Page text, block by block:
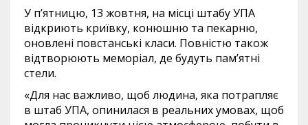
У п’ятницю, 13 жовтня, на місці штабу УПА
відкриють криївку, конюшню та пекарню,
оновлені повстанські класи. Повністю також
відтворюють меморіал, де будуть пам’ятні
стели.
«Для нас важливо, щоб людина, яка потрапляє
в штаб УПА, опинилася в реальних умовах, щоб